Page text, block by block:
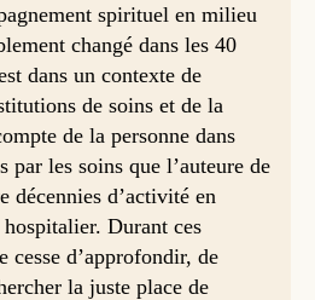
spirituel en milieu
changé dans les 40
dans un contexte de
de soins et de la
de la personne dans
par les soins que l’auteure de
décennies d’activité en
Durant ces
cesse d’approfondir, de
la juste place de